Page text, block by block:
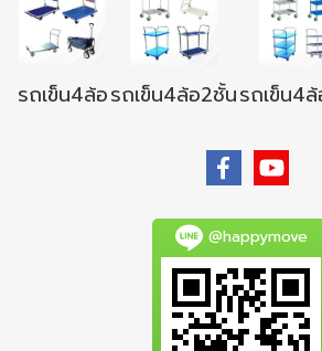
รถเข็น4ล้อรถเข็น4ล้อ2ชั้นรถเข็น4
@happymove